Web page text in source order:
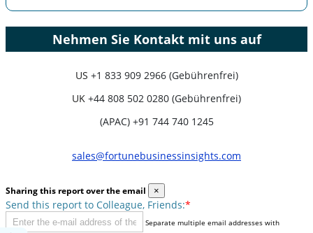
Nehmen Sie Kontakt mit uns auf
US +1 833 909 2966 (Gebührenfrei)
UK +44 808 502 0280 (Gebührenfrei)
(APAC) +91 744 740 1245
sales@fortunebusinessinsights.com
Sharing this report over the email ×
Send this report to Colleague, Friends:*
Separate multiple email addresses with